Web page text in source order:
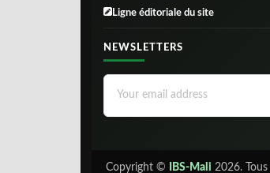
Ligne éditoriale du site
NEWSLETTERS
Copyright © IBS-Mali 2026.